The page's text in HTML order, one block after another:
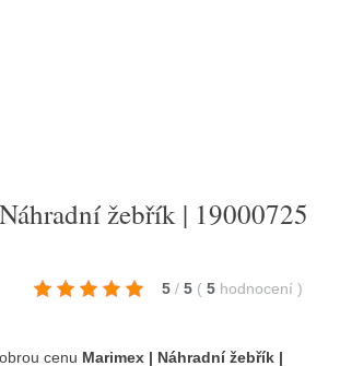
žebřík | 19000725
5 / 5 ( 5 hodnocení )
cenu Marimex | Náhradní žebřík |